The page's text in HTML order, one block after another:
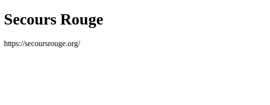
Secours Rouge
https://secoursrouge.org/